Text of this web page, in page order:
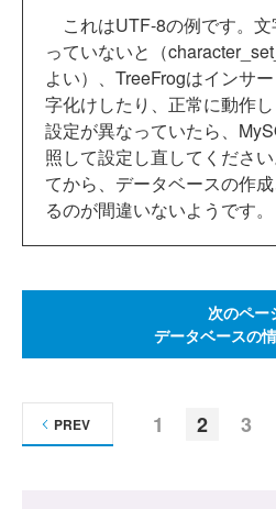
これはUTF-8の例です。
っていないと（
よい）、TreeFrogはインサ
字化けしたり、正常に動作
設定が異なっていたら、
照して設定し直してくださ
てから、データベースの作
るのが間違いないようです。
次のペー
データベースの
1 2 3
PREV